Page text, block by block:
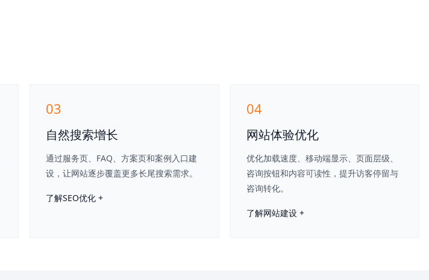
03
自然搜索增长
通过服务页、FAQ、方案页和案例入口建
设，让网站逐步覆盖更多长尾搜索需求。
了解SEO优化 +
04
网站体验优化
优化加载速度、移动端显示、页面层级、
咨询按钮和内容可读性，提升访客停留与
咨询转化。
了解网站建设 +